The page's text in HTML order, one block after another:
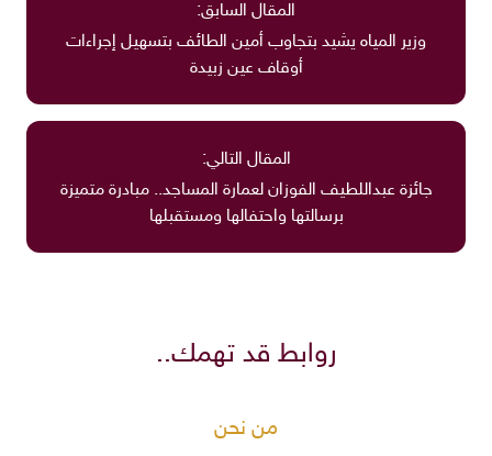
المقال السابق:
وزير المياه يشيد بتجاوب أمين الطائف بتسهيل إجراءات
أوقاف عين زبيدة
المقال التالي:
جائزة عبداللطيف الفوزان لعمارة المساجد.. مبادرة متميزة
برسالتها واحتفالها ومستقبلها
روابط قد تهمك..
من نحن